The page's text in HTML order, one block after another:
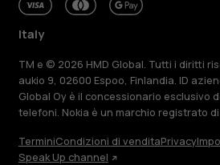
Italy
TM e © 2026 HMD Global. Tutti i diritti
aukio 9, 02600 Espoo, Finlandia. ID
Global Oy è il concessionario esclusivo
telefoni. Nokia è un marchio registrato
TerminiCondizioni di venditaPrivacy
Speak Up channel